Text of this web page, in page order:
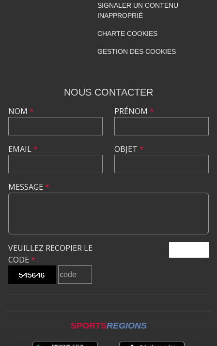
SIGNALER UN CONTENU
INAPPROPRIÉ
CHARTE COOKIES
GESTION DES COOKIES
NOUS CONTACTER
NOM *
EMAIL*
PRÉNOM *
OBJET *
MESSAGE *
VEUILLEZ RECOPIER LE
CODE * :
SPORTSREGIONS